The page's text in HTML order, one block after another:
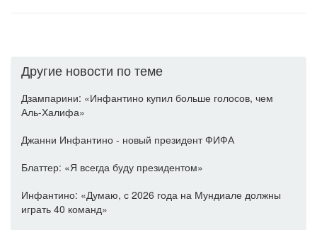
Другие новости по теме
Дзампарини: «Инфантино купил больше голосов, чем
Аль-Халифа»
Джанни Инфантино - новый президент ФИФА
Блаттер: «Я всегда буду президентом»
Инфантино: «Думаю, с 2026 года на Мундиале должны
играть 40 команд»